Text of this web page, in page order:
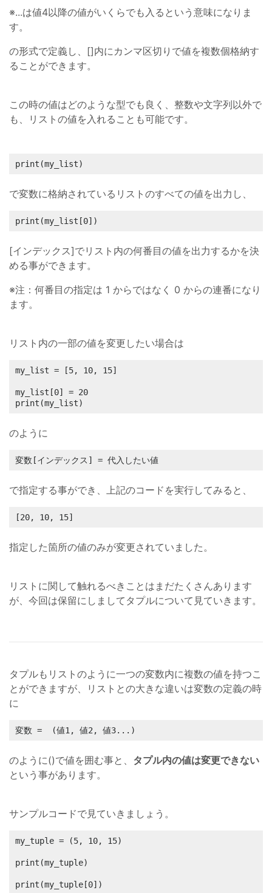
※...は値4以降の値がいくらでも入るという意味になりま
す。
の形式で定義し、[]内にカンマ区切りで値を複数個格納す
ることができます。
この時の値はどのような型でも良く、整数や文字列以外で
も、リストの値を入れることも可能です。
print(my_list)
で変数に格納されているリストのすべての値を出力し、
print(my_list[0])
[インデックス]でリスト内の何番目の値を出力するかを決
める事ができます。
※注：何番目の指定は 1 からではなく 0 からの連番になり
ます。
リスト内の一部の値を変更したい場合は
my_list = [5, 10, 15]
my_list[0] = 20
print(my_list)
のように
変数[インデックス] = 代入したい値
で指定する事ができ、上記のコードを実行してみると、
[20, 10, 15]
指定した箇所の値のみが変更されていました。
リストに関して触れるべきことはまだたくさんあります
が、今回は保留にしましてタプルについて見ていきます。
タプルもリストのように一つの変数内に複数の値を持つこ
とができますが、リストとの大きな違いは変数の定義の時
に
変数 =  (値1, 値2, 値3...)
のように()で値を囲む事と、 タプル内の値は変更できない
という事があります。
サンプルコードで見ていきましょう。
my_tuple = (5, 10, 15)
print(my_tuple)
print(my_tuple[0])